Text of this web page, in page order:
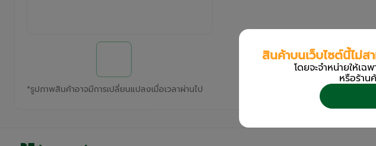
*รูปภาพสินค้าอาจมีการเปลี่ยนแปลงเมื่อเวลาผ่านไป
สินค้าบนเว็บไซต์นี้ไม่ส
โดยจะจำหน่ายให้เฉ
หรือร้าน